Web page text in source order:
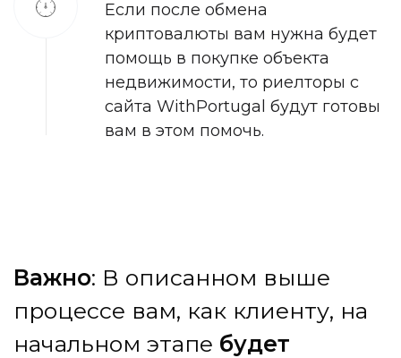
Если после обмена
криптовалюты вам нужна будет
помощь в покупке объекта
недвижимости, то риелторы с
сайта WithPortugal будут готовы
вам в этом помочь.
Важно: В описанном выше
процессе вам, как клиенту, на
начальном этапе будет